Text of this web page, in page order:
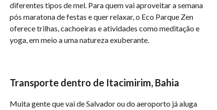
diferentes tipos de mel. Para quem vai aproveitar a semana
pós maratona de festas e quer relaxar, o Eco Parque Zen
oferece trilhas, cachoeiras e atividades como meditação e
yoga, em meio a uma natureza exuberante.
Transporte dentro de Itacimirim, Bahia
Muita gente que vai de Salvador ou do aeroporto já aluga